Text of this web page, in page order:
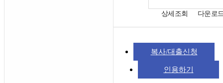
상세조회 다운로
복사/대출신청
인용하기